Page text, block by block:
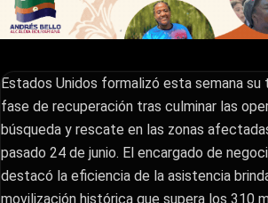
Estados Unidos formalizó esta semana su
fase de recuperación tras culminar las
búsqueda y rescate en las zonas
pasado 24 de junio. El encargado de
destacó la eficiencia de la asistencia
movilización histórica que supera los 310